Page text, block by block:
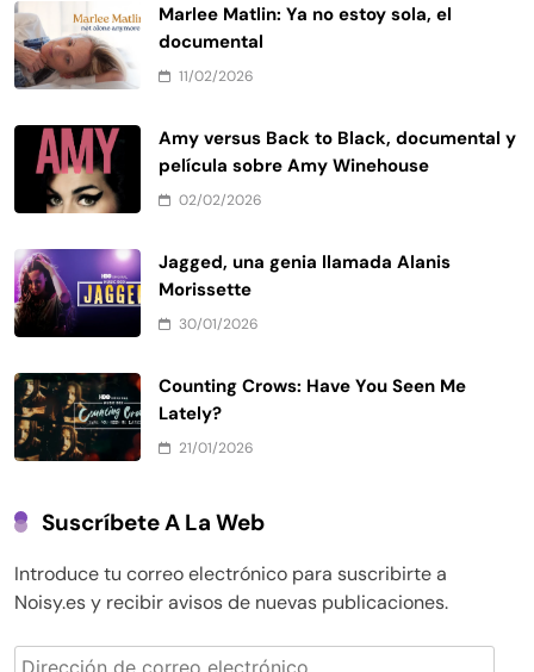
Marlee Matlin: Ya no estoy sola, el
documental
11/02/2026
Amy versus Back to Black, documental y
película sobre Amy Winehouse
02/02/2026
Jagged, una genia llamada Alanis
Morissette
30/01/2026
Counting Crows: Have You Seen Me
Lately?
21/01/2026
Suscríbete A La Web
Introduce tu correo electrónico para suscribirte a
Noisy.es y recibir avisos de nuevas publicaciones.
Dirección